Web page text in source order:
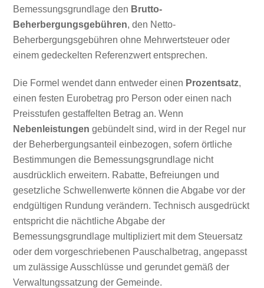
Bemessungsgrundlage den Brutto-
Beherbergungsgebühren, den Netto-
Beherbergungsgebühren ohne Mehrwertsteuer oder
einem gedeckelten Referenzwert entsprechen.
Die Formel wendet dann entweder einen Prozentsatz,
einen festen Eurobetrag pro Person oder einen nach
Preisstufen gestaffelten Betrag an. Wenn
Nebenleistungen gebündelt sind, wird in der Regel nur
der Beherbergungsanteil einbezogen, sofern örtliche
Bestimmungen die Bemessungsgrundlage nicht
ausdrücklich erweitern. Rabatte, Befreiungen und
gesetzliche Schwellenwerte können die Abgabe vor der
endgültigen Rundung verändern. Technisch ausgedrückt
entspricht die nächtliche Abgabe der
Bemessungsgrundlage multipliziert mit dem Steuersatz
oder dem vorgeschriebenen Pauschalbetrag, angepasst
um zulässige Ausschlüsse und gerundet gemäß der
Verwaltungssatzung der Gemeinde.